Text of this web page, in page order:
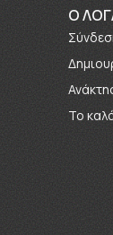
O
Το